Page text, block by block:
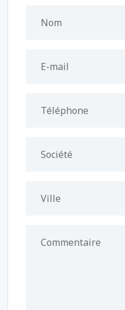
Nom
E-mail
Téléphone
Société
Ville
Commentaire